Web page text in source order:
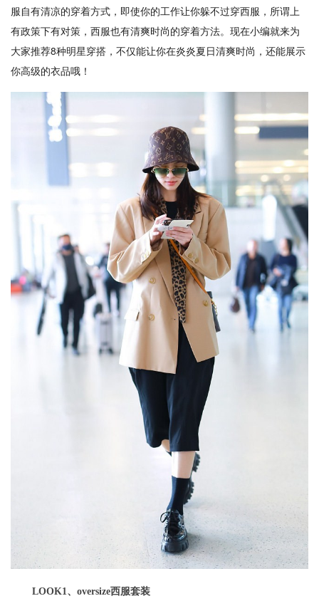
服自有清凉的穿着方式，即使你的工作让你躲不过穿西服，所谓上
有政策下有对策，西服也有清爽时尚的穿着方法。现在小编就来为
大家推荐8种明星穿搭，不仅能让你在炎炎夏日清爽时尚，还能展示
你高级的衣品哦！
LOOK1、oversize西服套装